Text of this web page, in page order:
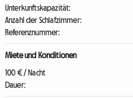
Unterkunftskapazität:
Anzahl der Schlafzimmer:
Referenznummer:
Miete und Konditionen
100 € / Nacht
Dauer: